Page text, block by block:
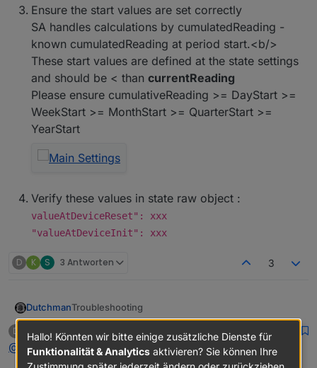
Ensure the start values are set correctly
SA handles calculations by cumulatedReading -
known cumulatedReading at period start.<b/>
These start values are defined at the state settings
and should be < than currentReading
Please ensure cumulativeReading >= DayStart >=
WeekStart >= MonthStart >= QuarterStart >=
YearStart
Verify these values in state raw object :
valueAtDeviceReset": xxx
"valueAtDeviceInit": xxx
D K S 3 Antworten 3
DutchmanTroubleshooting
understand how source analytix initialises as here
errors may occur, see issue section.
Start SourceAnalytix
D
Offline
deifel schrieb am 14. Jan. 2021, 08:01
zuletzt editiert von
@ dutchman
Hallo! Könnten wir bitte einige zusätzliche Dienste für
Funktionalität & Analytics aktivieren? Sie können Ihre